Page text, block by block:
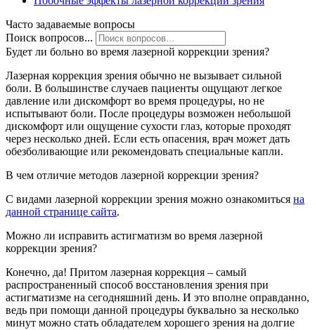
Часто задаваемые вопросы
Поиск вопросов...
Будет ли больно во время лазерной коррекции зрения?
Лазерная коррекция зрения обычно не вызывает сильной
боли. В большинстве случаев пациенты ощущают легкое
давление или дискомфорт во время процедуры, но не
испытывают боли. После процедуры возможен небольшой
дискомфорт или ощущение сухости глаз, которые проходят
через несколько дней. Если есть опасения, врач может дать
обезболивающие или рекомендовать специальные капли.
В чем отличие методов лазерной коррекции зрения?
С видами лазерной коррекции зрения можно ознакомиться на
данной странице сайта.
Можно ли исправить астигматизм во время лазерной
коррекции зрения?
Конечно, да! Притом лазерная коррекция – самый
распространенный способ восстановления зрения при
астигматизме на сегодняшний день. И это вполне оправданно,
ведь при помощи данной процедуры буквально за несколько
минут можно стать обладателем хорошего зрения на долгие